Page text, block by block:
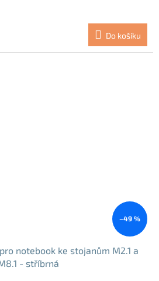
Do košíku
–49 %
notebook ke stojanům M2.1 a
- stříbrná